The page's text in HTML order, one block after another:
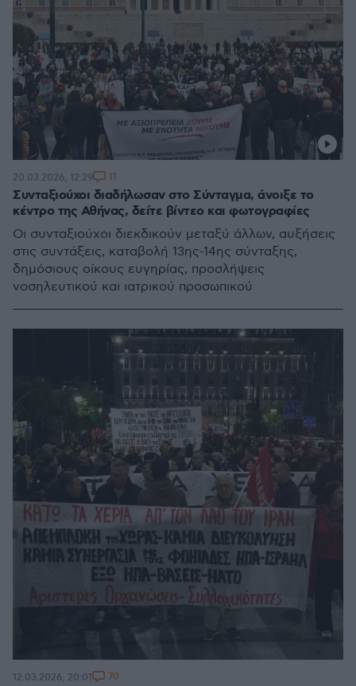
Συνταξιούχοι διαδήλωσαν στο Σύνταγμα, άνοιξε το
κέντρο της Αθήνας, δείτε βίντεο και φωτογραφίες
Οι συνταξιούχοι διεκδικούν μεταξύ άλλων, αυξήσεις
στις συντάξεις, καταβολή 13ης-14ης σύνταξης,
δημόσιους οίκους ευγηρίας, προσλήψεις
νοσηλευτικού και ιατρικού προσωπικού
20.03.2026, 12:29 11
12.03.2026, 20:01 70